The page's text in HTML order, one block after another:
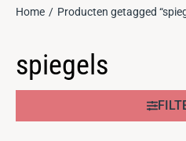
Je bent hier:
Home Producten getagged
spiegels